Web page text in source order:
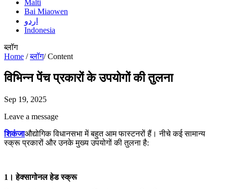
Malti
Bai Miaowen
اردو
Indonesia
ब्लॉग
Home /ब्लॉग/Content
विभिन्न पेंच प्रकारों के उपयोगों की तुलना
Sep 19, 2025
Leave a message
शिकंजाऔद्योगिक विधानसभा में बहुत आम फास्टनरों हैं। नीचे कई सामान्य
स्क्रू प्रकारों और उनके मुख्य उपयोगों की तुलना है:
1। हेक्सागोनल हेड स्क्रू